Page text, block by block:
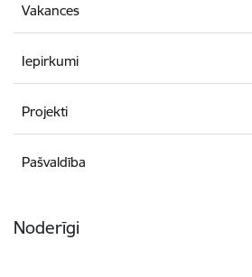
Vakances
Iepirkumi
Projekti
Pašvaldība
Noderīgi